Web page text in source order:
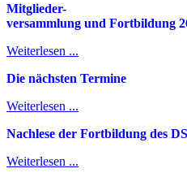
Mitglieder-
versammlung und Fortbildung
Weiterlesen ...
Die nächsten Termine
Weiterlesen ...
Nachlese der Fortbildung des
Weiterlesen ...